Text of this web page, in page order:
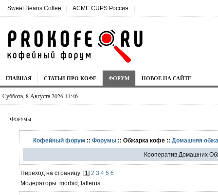
Sweet Beans Coffee | ACME CUPS Россия |
ГЛАВНАЯ СТАТЬИ ПРО КОФЕ ФОРУМ НОВОЕ НА САЙТЕ
Суббота, 8 Августа 2026 11:46
Форумы
Кофейный форум :: Форумы :: Обжарка кофе :: Домашняя
Кооператив Домашних
Переход на страницу [1 ] 2 3 4 5 6
Модераторы: morbid, latterus